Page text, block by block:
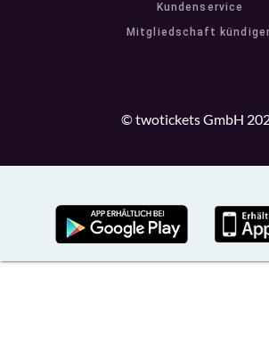
Kundenservice
Mitgliedschaft
© twotickets GmbH